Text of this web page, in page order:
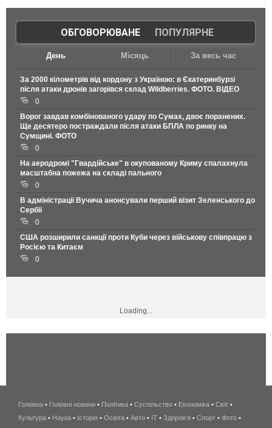
ОБГОВОРЮВАНЕ| ПОПУЛЯРНЕ
День Місяць За весь час
За 2000 кілометрів від кордону з Україною: в Єкатеринбурзі
після атаки дронів загорівся склад Wildberries. ФОТО. ВІДЕО
0
Ворог завдав комбінованого удару по Сумах, двоє поранених.
Ще десятеро постраждали після атаки БПЛА по ринку на
Сумщині. ФОТО
0
На аеродромі "Гвардійське" в окупованому Криму спалахнула
масштабна пожежа на складі пального
0
В адміністрації Вучича анонсували перший візит Зеленського до
Сербії
0
США розширили санкції проти Куби через військову співпрацю з
Росією та Китаєм
0
Loading...
беспроводной
интернет
Головна • Головні новини • Політика • Суспільство • Економіка • Світ •
Культура • Наука • Історія • Освіта • Авто • IT • Здоров'я • Спорт • Фото •